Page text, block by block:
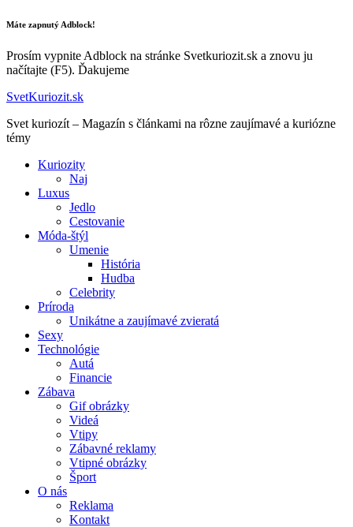
Máte zapnutý Adblock!
Prosím vypnite Adblock na stránke Svetkuriozit.sk a znovu ju
načítajte (F5). Ďakujeme
SvetKuriozit.sk
Svet kuriozít – Magazín s článkami na rôzne zaujímavé a kuriózne
témy
Kuriozity
Naj
Luxus
Jedlo
Cestovanie
Móda-štýl
Umenie
História
Hudba
Celebrity
Príroda
Unikátne a zaujímavé zvieratá
Sexy
Technológie
Autá
Financie
Zábava
Gif obrázky
Videá
Vtipy
Zábavné reklamy
Vtipné obrázky
Šport
O nás
Reklama
Kontakt